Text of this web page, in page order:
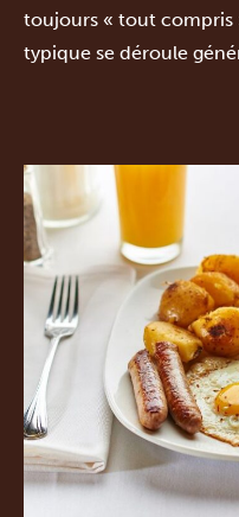
toujours « tout compris
typique se déroule